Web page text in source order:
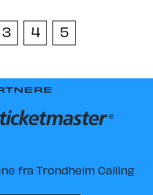
3 4 5
fra Trondheim Calling